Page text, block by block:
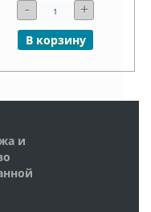
- +
В корзину
и